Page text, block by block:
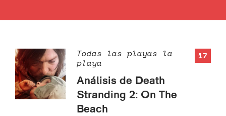
17
Todas las playas la
playa
Análisis de Death
Stranding 2: On The
Beach